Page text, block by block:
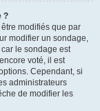
?
modifiés que par
modifier un sondage,
le sondage est
voté, il est
Cependant, si
administrateurs
de modifier les